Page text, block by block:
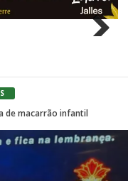
de macarrão infantil